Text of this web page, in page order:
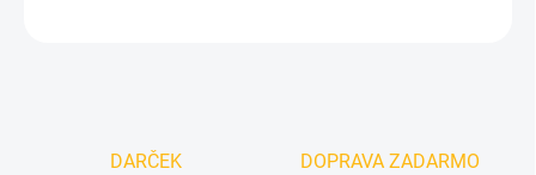
DARČEK DOPRAVA ZADARMO